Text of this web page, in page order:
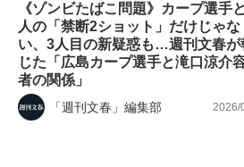
《ゾンビたばこ問題》カープ選手
人の「禁断2ショット」だけじゃな
い、3人目の新疑惑も…週刊文春が
じた「広島カープ選手と滝口涼介
者の関係」
「週刊文春」編集部 2026/